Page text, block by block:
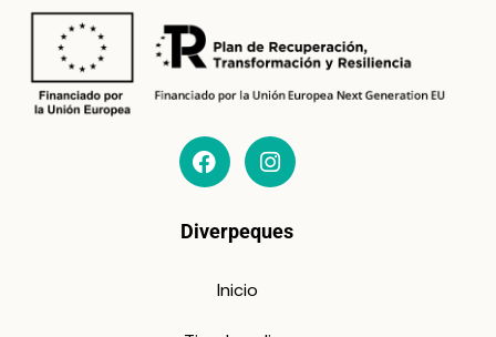
Diverpeques
Inicio